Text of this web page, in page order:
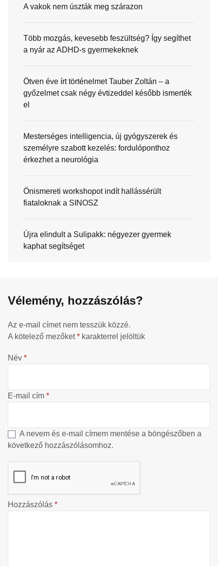
A vakok nem úszták meg szárazon
Több mozgás, kevesebb feszültség? Így segíthet
a nyár az ADHD-s gyermekeknek
Ötven éve írt történelmet Tauber Zoltán – a
győzelmet csak négy évtizeddel később ismerték
el
Mesterséges intelligencia, új gyógyszerek és
személyre szabott kezelés: fordulóponthoz
érkezhet a neurológia
Önismereti workshopot indít hallássérült
fiataloknak a SINOSZ
Újra elindult a Sulipakk: négyezer gyermek
kaphat segítséget
Vélemény, hozzászólás?
Az e-mail címet nem tesszük közzé.
A kötelező mezőket* karakterrel jelöltük
Név *
E-mail cím *
A nevem és e-mail címem mentése a böngészőben a
következő hozzászólásomhoz.
Hozzászólás *